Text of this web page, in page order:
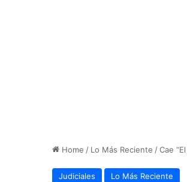
Home / Lo Más Reciente /Cae
Judiciales Lo Más Reciente